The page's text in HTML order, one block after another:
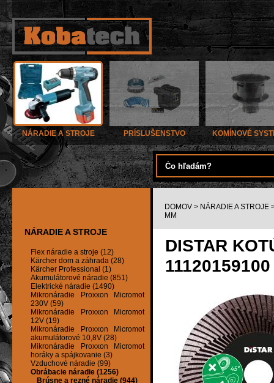
NÁRADIE A STROJE PRÍSLUŠENSTVO KOMÍNOVÉ
NÁRADIE A STROJE
Flex náradie a stroje (12)
Kärcher dom a záhrada (28)
Kärcher Professional (1)
Akumulátorové náradie (851)
Elektrické náradie (1490)
Mikronáradie Proxxon Micromot
230V (59)
Mikronáradie Proxxon Micromot
12V (19)
Mikronáradie Proxxon Micromot
akumulátorové 10,8V (28)
Mikronáradie Proxxon Micromot
horáky a spájkovanie (3)
Vzduchové náradie (99)
Obrábacie náradie (1256)
Brúsne a rezné náradie (944)
DOMOV > NÁRADIE A STROJE
MM
DISTAR
11120159100